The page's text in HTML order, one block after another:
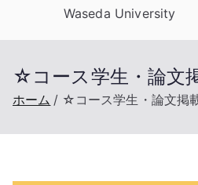
Waseda University
☆コース学生・論文
ホーム ☆コース学生・論文掲